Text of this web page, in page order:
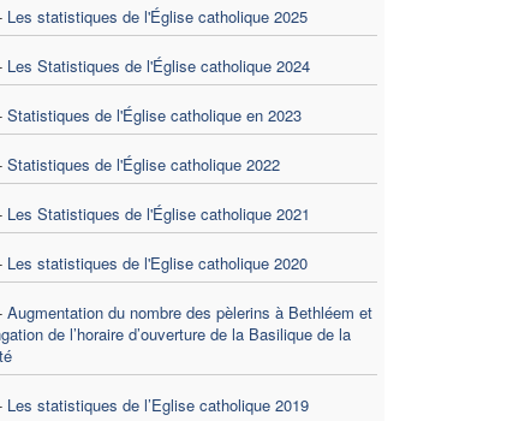
Les statistiques de l'Église catholique 2025
Les Statistiques de l'Église catholique 2024
Statistiques de l'Église catholique en 2023
Statistiques de l'Église catholique 2022
Les Statistiques de l'Église catholique 2021
Les statistiques de l'Eglise catholique 2020
Augmentation du nombre des pèlerins à Bethléem et
de l’horaire d’ouverture de la Basilique de la
Les statistiques de l’Eglise catholique 2019